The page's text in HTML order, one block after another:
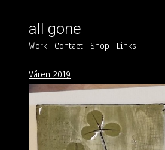
all gone
Work Contact Shop Links
Våren 2019